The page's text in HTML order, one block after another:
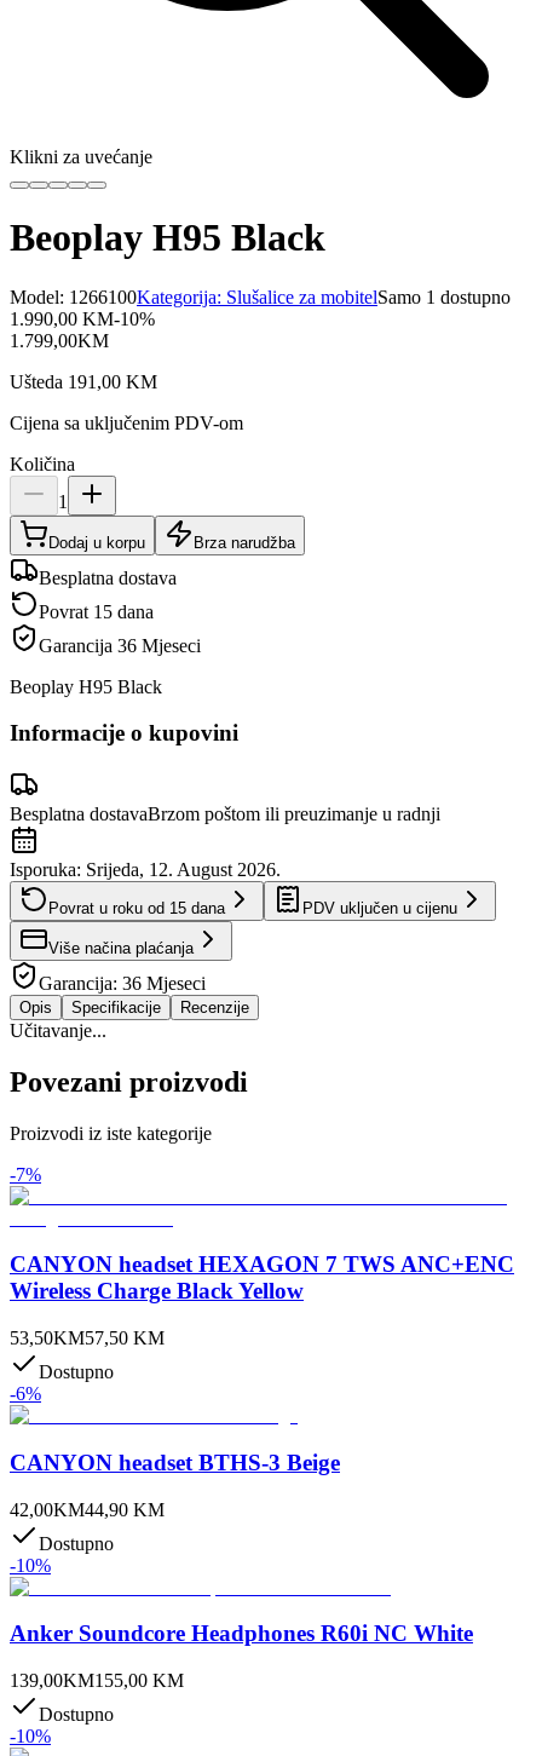
Klikni za uvećanje
Beoplay H95 Black
Model: 1266100Kategorija: Slušalice za mobitelSamo 1 dostupno
1.990,00 KM-10%
1.799,00KM
Ušteda 191,00 KM
Cijena sa uključenim PDV-om
Količina
1
Dodaj u korpu Brza narudžba
Besplatna dostava
Povrat 15 dana
Garancija 36 Mjeseci
Beoplay H95 Black
Informacije o kupovini
Besplatna dostavaBrzom poštom ili preuzimanje u radnji
Isporuka: Srijeda, 12. August 2026.
Povrat u roku od 15 dana PDV uključen u cijenu
Više načina plaćanja
Garancija: 36 Mjeseci
Opis Specifikacije Recenzije
Učitavanje...
Povezani proizvodi
Proizvodi iz iste kategorije
-7%
CANYON headset HEXAGON 7 TWS ANC+ENC
Wireless Charge Black Yellow
53,50KM57,50 KM
Dostupno
-6%
CANYON headset BTHS-3 Beige
42,00KM44,90 KM
Dostupno
-10%
Anker Soundcore Headphones R60i NC White
139,00KM155,00 KM
Dostupno
-10%